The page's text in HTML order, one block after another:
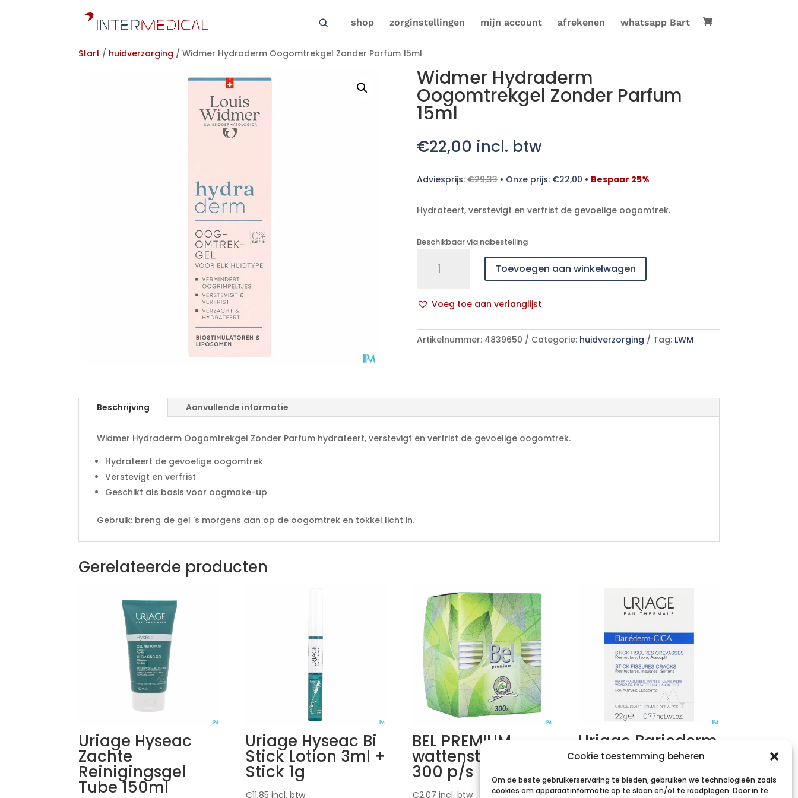
Cookie toestemming beheren
Om de beste gebruikerservaring te bieden, gebruiken we technologieën zoals
cookies om apparaatinformatie op te slaan en/of te raadplegen. Door in te
shop zorginstellingen mijn account afrekenen whatsapp Bart
Start / huidverzorging / Widmer Hydraderm Oogomtrekgel Zonder Parfum 15ml
Widmer Hydraderm
Oogomtrekgel Zonder Parfum
15ml
€22,00 incl. btw
Adviesprijs:€29,33• Onze prijs: €22,00 • Bespaar 25%
Hydrateert, verstevigt en verfrist de gevoelige oogomtrek.
Beschikbaar via nabestelling
Hydraderm
Parfum
aantal
Toevoegen aan winkelwagen
Voeg toe aan verlanglijst
l
t
a
t
v
Artikelnummer: 4839650 Categorie: huidverzorging Tag: LWM
Beschrijving Aanvullende informatie
Widmer Hydraderm Oogomtrekgel Zonder Parfum hydrateert, verstevigt en verfrist de gevoelige oogomtrek.
Hydrateert de gevoelige oogomtrek
Verstevigt en verfrist
Geschikt als basis voor oogmake-up
Gebruik: breng de gel 's morgens aan op de oogomtrek en tokkel licht in.
Gerelateerde producten
Uriage Hyseac
Zachte
Reinigingsgel
Tube 150ml
Uriage Hyseac Bi
Stick Lotion 3ml +
Stick 1g
€11,85 incl. btw
BEL PREMIUM
wattenstaafjes
300 p/s
€2,07 incl. btw
Uriage Bariederm
Kloven-barsten
Stick 22g
€15,75 incl. btw